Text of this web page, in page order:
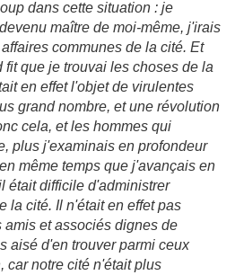
dans cette situation : je
maître de moi-même, j'irais
communes de la cité. Et
fit que je trouvai les choses de la
en effet l'objet de virulentes
grand nombre, et une révolution
cela, et les hommes qui
plus j'examinais en profondeur
même temps que j'avançais en
était difficile d'administrer
la cité. Il n'était en effet pas
et associés dignes de
aisé d'en trouver parmi ceux
car notre cité n'était plus